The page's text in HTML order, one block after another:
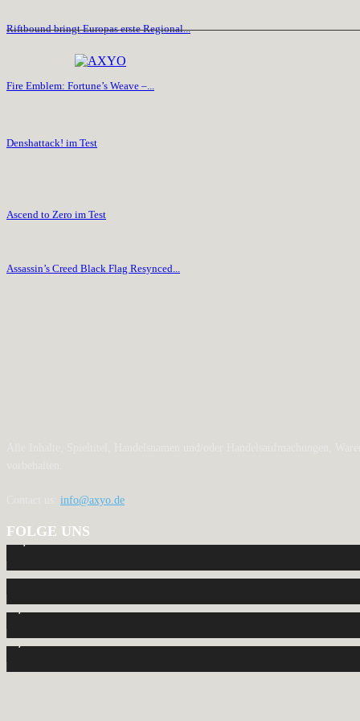
Riftbound bringt Europas erste Regional...
Fire Emblem: Fortune’s Weave –...
Denshattack! im Test
Ascend to Zero im Test
Assassin’s Creed Black Flag Resynced...
info@axyo.de
FOLGE UNS
440 Follower
2,040 Follower
1,150 Abonnenten